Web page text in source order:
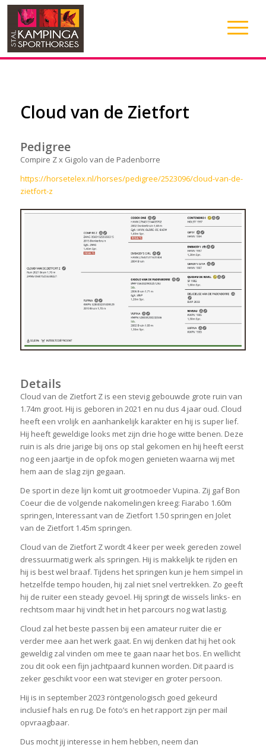
Cloud van de Zietfort
Pedigree
Compire Z x Gigolo van de Padenborre
https://horsetelex.nl/horses/pedigree/2523096/cloud-van-de-
zietfort-z
Details
Cloud van de Zietfort Z is een stevig gebouwde grote ruin van
1.74m groot. Hij is geboren in 2021 en nu dus 4 jaar oud. Cloud
heeft een vrolijk en aanhankelijk karakter en hij is super lief.
Hij heeft geweldige looks met zijn drie hoge witte benen. Deze
ruin is als drie jarige bij ons op stal gekomen en hij heeft eerst
nog een jaartje in de opfok mogen genieten waarna wij met
hem aan de slag zijn gegaan.
De sport in deze lijn komt uit grootmoeder Vupina. Zij gaf Bon
Coeur die de volgende nakomelingen kreeg: Fiarabo 1.60m
springen, Interessant van de Zietfort 1.50 springen en Jolet
van de Zietfort 1.45m springen.
Cloud van de Zietfort Z wordt 4 keer per week gereden zowel
dressuurmatig werk als springen. Hij is makkelijk te rijden en
hij is best wel braaf. Tijdens het springen kun je hem simpel in
hetzelfde tempo houden, hij zal niet snel vertrekken. Zo geeft
hij de ruiter een steady gevoel. Hij springt de wissels links- en
rechtsom maar hij vindt het in het parcours nog wat lastig.
Cloud zal het beste passen bij een amateur ruiter die er
verder mee aan het werk gaat. En wij denken dat hij het ook
geweldig zal vinden om mee te gaan naar het bos. En wellicht
zou dit ook een fijn jachtpaard kunnen worden. Dit paard is
zeker geschikt voor een wat steviger en groter persoon.
Hij is in september 2023 röntgenologisch goed gekeurd
inclusief hals en rug. De foto’s en het rapport zijn per mail
opvraagbaar.
Dus mocht jij interesse in hem hebben, neem dan